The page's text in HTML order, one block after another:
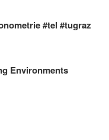
#tel #tugraz
Environments